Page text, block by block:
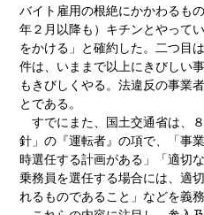
バイト雇用の根絶にかかわるも
年２月以降も）キチンとやって
をかける」と確約した。二つ目
件は、いままで以上にきびしい
もきびしくやる。法違反の事業
とである。
すでにまた、国土交通省は、
針」の『運転者』の項で、「事
時選任する計画がある」「適切
乗務員を選任する場合には、適
れるものであること」などを義務